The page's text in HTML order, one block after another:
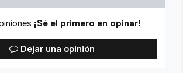
¡Sé el primero en opinar!
Dejar una opinión